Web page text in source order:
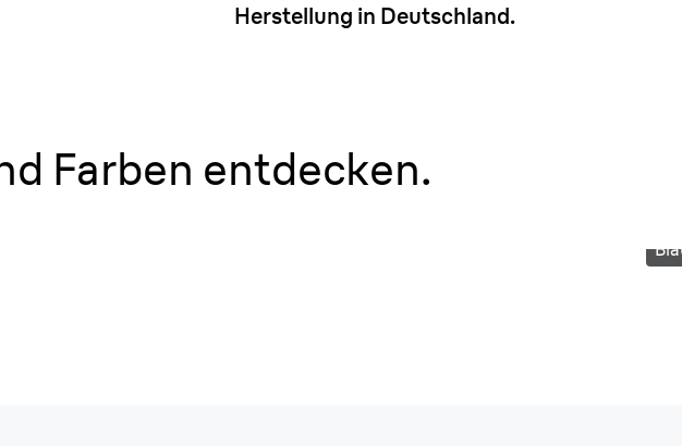
Herstellung in Deutschland.
Farben entdecken.